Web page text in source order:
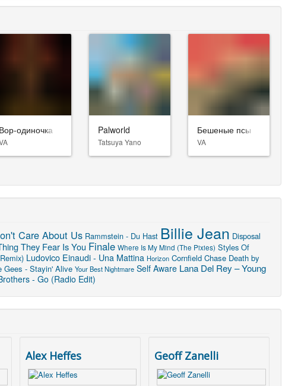
Вор-одиночка Palworld
Tatsuya Yano
Бешеные псы
VA
Care About Us Rammstein - Du Hast Billie Jean Disposal
They Fear Is You Finale Where Is My Mind (The Pixies) Styles Of
Ludovico Einaudi - Una Mattina Horizon Cornfield Chase Death by
Gees - Stayin' Alive Your Best Nightmare Self Aware Lana Del Rey – Young
- Go (Radio Edit)
Alex Heffes Geoff Zanelli